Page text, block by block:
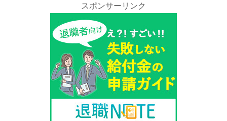
スポンサーリンク